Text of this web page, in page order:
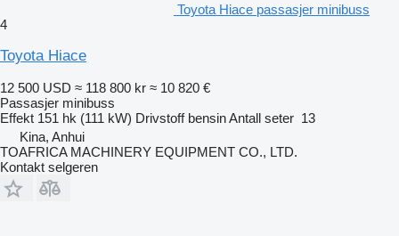
Toyota Hiace passasjer minibuss
4
Toyota Hiace
12 500 USD ≈ 118 800 kr ≈ 10 820 €
Passasjer minibuss
Effekt 151 hk (111 kW) Drivstoff bensinAntall seter 13
Kina, Anhui
TOAFRICA MACHINERY EQUIPMENT CO., LTD.
Kontakt selgeren